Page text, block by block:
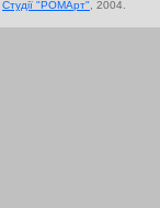
Cтудії "РОМАрт" , 2004.